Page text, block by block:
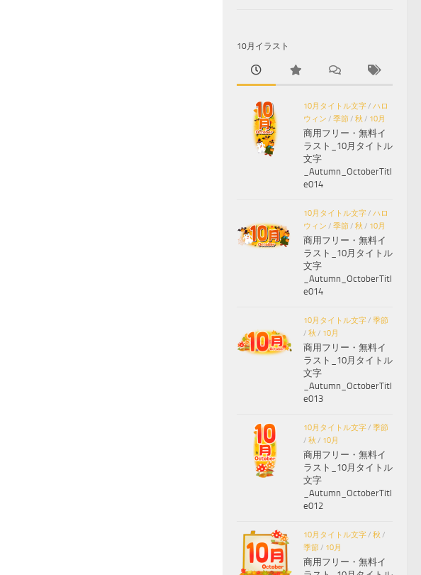
10月イラスト
10月タイトル文字/ ハロ
ウィン / 季節/ 秋 / 10月
商用フリー・無料イ
ラスト_10月タイトル
文字
_Autumn_OctoberTitl
e014
10月タイトル文字/ ハロ
ウィン / 季節/ 秋 / 10月
商用フリー・無料イ
ラスト_10月タイトル
文字
_Autumn_OctoberTitl
e014
10月タイトル文字/ 季節
/ 秋 / 10月
商用フリー・無料イ
ラスト_10月タイトル
文字
_Autumn_OctoberTitl
e013
10月タイトル文字/ 季節
/ 秋 / 10月
商用フリー・無料イ
ラスト_10月タイトル
文字
_Autumn_OctoberTitl
e012
10月タイトル文字/ 秋 /
季節/ 10月
商用フリー・無料イ